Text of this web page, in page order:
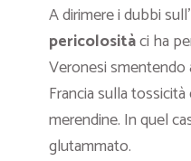
A dirimere i dubbi sull’
pericolositàci ha
Veronesi smentendo
Francia sulla tossicità
merendine. In quel
glutammato.